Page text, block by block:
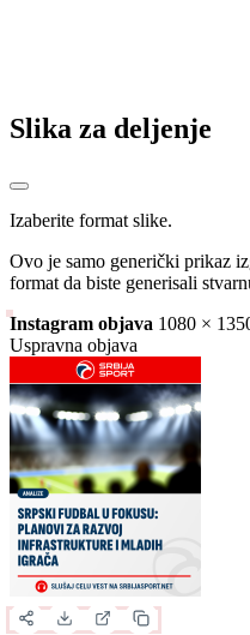
Slika za deljenje